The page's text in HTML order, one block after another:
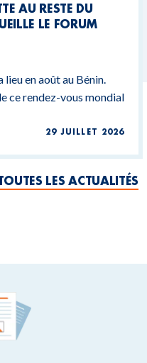
AU RESTE DU
LE FORUM
en août au Bénin.
ce rendez-vous mondial
29 JUILLET 2026
LES ACTUALITÉS